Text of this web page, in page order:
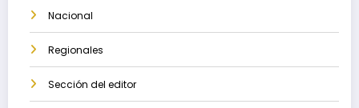
Nacional
Regionales
Sección del editor